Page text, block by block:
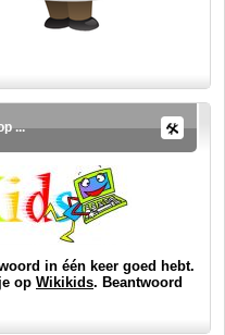
...
in één keer goed hebt.
op Wikikids. Beantwoord